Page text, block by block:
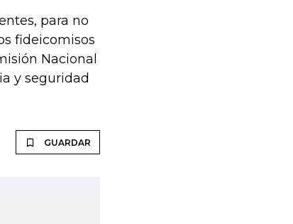
para no
fideicomisos
Nacional
y seguridad
GUARDAR